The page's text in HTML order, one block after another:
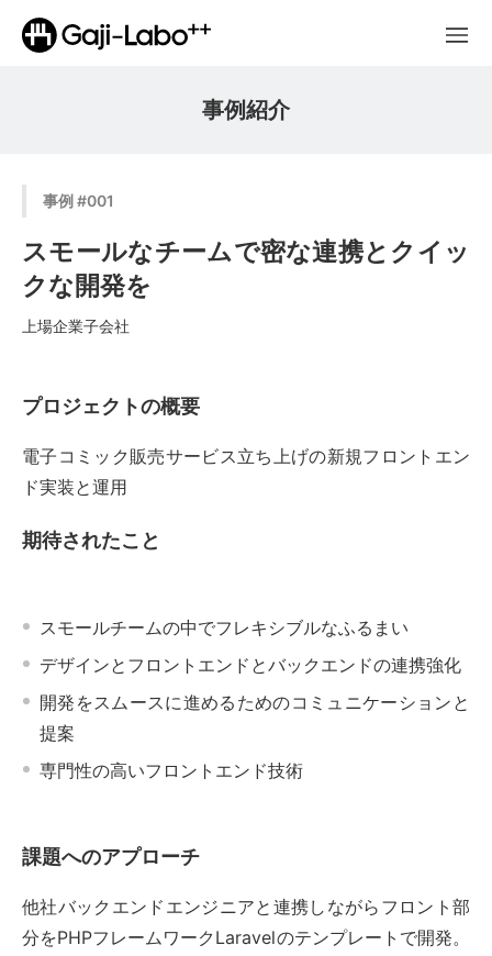
事例紹介
事例 #001
スモールなチームで密な連携とクイッ
クな開発を
上場企業子会社
プロジェクトの概要
電子コミック販売サービス立ち上げの新規フロントエン
ド実装と運用
期待されたこと
スモールチームの中でフレキシブルなふるまい
デザインとフロントエンドとバックエンドの連携強化
開発をスムースに進めるためのコミュニケーションと
提案
専門性の高いフロントエンド技術
課題へのアプローチ
他社バックエンドエンジニアと連携しながらフロント部
分をPHPフレームワークLaravelのテンプレートで開発。